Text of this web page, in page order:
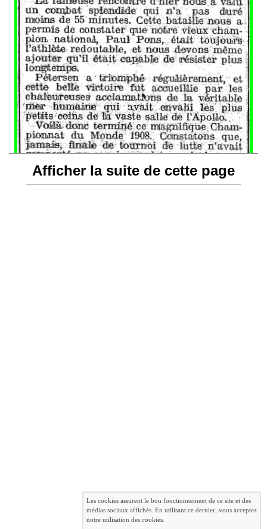
Afficher la suite de cette page
Les cookies assurent le bon fonctionnement de ce site et des
médias sociaux affichés. En utilisant ce dernier, vous acceptez
notre utilisation des cookies.